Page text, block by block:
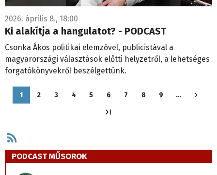
2026. április 8., 18:00
Ki alakítja a hangulatot? - PODCAST
Csonka Ákos politikai elemzővel, publicistával a
magyarországi választások előtti helyzetről, a lehetséges
forgatókönyvekről beszélgettünk.
Oldalszámozás
Jelenlegi
1
Oldal
2
Oldal
3
Oldal
4
Oldal
5
Oldal
6
Oldal
7
Oldal
8
Oldal
9 …
PODCAST MŰSOROK